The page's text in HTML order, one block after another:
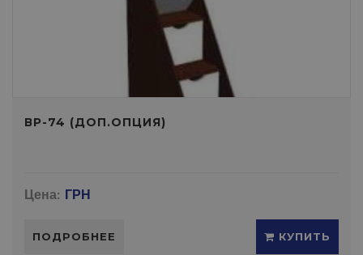
ВР-74 (ДОП.ОПЦИЯ)
Цена: ГРН
ПОДРОБНЕЕ КУПИТЬ